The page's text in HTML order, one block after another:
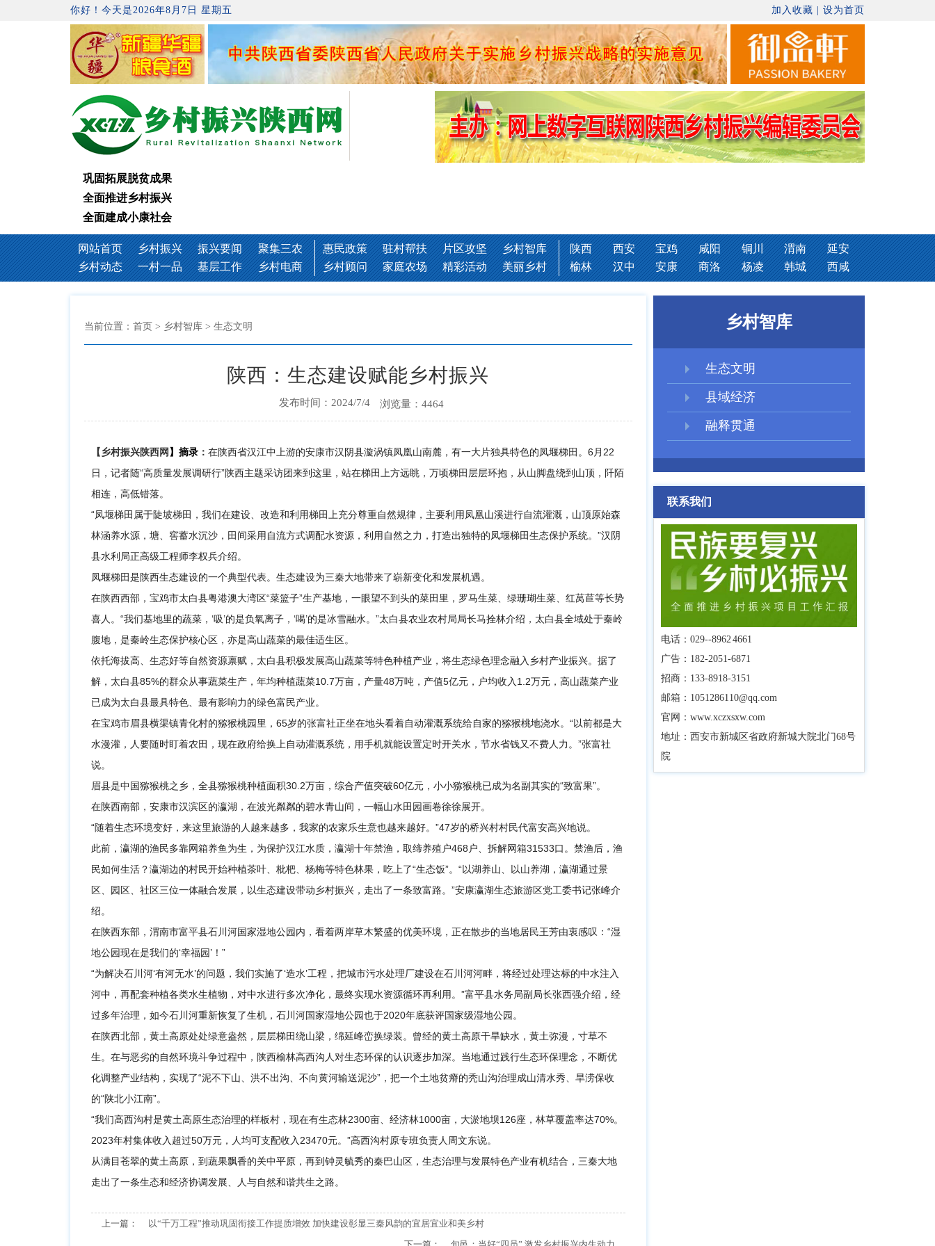
你好！今天是2026年8月7日 星期五 加入收藏 |设为首页
巩固拓展脱贫成果
全面推进乡村振兴
全面建成小康社会
网站首页 乡村振兴 振兴要闻
聚集三农
乡村动态
一村一品 基层工作 乡村电商
惠民政策 驻村帮扶 片区攻坚
乡村智库
乡村顾问
家庭农场 精彩活动 美丽乡村
陕西 西安 宝鸡 咸阳 铜川 渭南
延安
榆林
汉中 安康 商洛 杨凌 韩城 西咸
当前位置： 首页 > 乡村智库 > 生态文明
陕西：生态建设赋能乡村振兴
发布时间：2024/7/4 浏览量：4464
【 乡村振兴陕西网 】摘录： 在陕西省汉江中上游的安康市汉阴县漩涡镇凤凰山南麓，有一大片独具特色的凤堰梯田。6月22
日，记者随“高质量发展调研行”陕西主题采访团来到这里，站在梯田上方远眺，万顷梯田层层环抱，从山脚盘绕到山顶，阡陌
相连，高低错落。
“凤堰梯田属于陡坡梯田，我们在建设、改造和利用梯田上充分尊重自然规律，主要利用凤凰山溪进行自流灌溉，山顶原始森
林涵养水源，塘、窖蓄水沉沙，田间采用自流方式调配水资源，利用自然之力，打造出独特的凤堰梯田生态保护系统。”汉阴
县水利局正高级工程师李权兵介绍。
凤堰梯田是陕西生态建设的一个典型代表。生态建设为三秦大地带来了崭新变化和发展机遇。
在陕西西部，宝鸡市太白县粤港澳大湾区“菜篮子”生产基地，一眼望不到头的菜田里，罗马生菜、绿珊瑚生菜、红莴苣等长势
喜人。“我们基地里的蔬菜，‘吸’的是负氧离子，‘喝’的是冰雪融水。”太白县农业农村局局长马拴林介绍，太白县全域处于秦岭
腹地，是秦岭生态保护核心区，亦是高山蔬菜的最佳适生区。
依托海拔高、生态好等自然资源禀赋，太白县积极发展高山蔬菜等特色种植产业，将生态绿色理念融入乡村产业振兴。据了
解，太白县85%的群众从事蔬菜生产，年均种植蔬菜10.7万亩，产量48万吨，产值5亿元，户均收入1.2万元，高山蔬菜产业
已成为太白县最具特色、最有影响力的绿色富民产业。
在宝鸡市眉县横渠镇青化村的猕猴桃园里，65岁的张富社正坐在地头看着自动灌溉系统给自家的猕猴桃地浇水。“以前都是大
水漫灌，人要随时盯着农田，现在政府给换上自动灌溉系统，用手机就能设置定时开关水，节水省钱又不费人力。”张富社
说。
眉县是中国猕猴桃之乡，全县猕猴桃种植面积30.2万亩，综合产值突破60亿元，小小猕猴桃已成为名副其实的“致富果”。
在陕西南部，安康市汉滨区的瀛湖，在波光粼粼的碧水青山间，一幅山水田园画卷徐徐展开。
“随着生态环境变好，来这里旅游的人越来越多，我家的农家乐生意也越来越好。”47岁的桥兴村村民代富安高兴地说。
此前，瀛湖的渔民多靠网箱养鱼为生，为保护汉江水质，瀛湖十年禁渔，取缔养殖户468户、拆解网箱31533口。禁渔后，渔
民如何生活？瀛湖边的村民开始种植茶叶、枇杷、杨梅等特色林果，吃上了“生态饭”。“以湖养山、以山养湖，瀛湖通过景
区、园区、社区三位一体融合发展，以生态建设带动乡村振兴，走出了一条致富路。”安康瀛湖生态旅游区党工委书记张峰介
绍。
在陕西东部，渭南市富平县石川河国家湿地公园内，看着两岸草木繁盛的优美环境，正在散步的当地居民王芳由衷感叹：“湿
地公园现在是我们的‘幸福园’！”
“为解决石川河‘有河无水’的问题，我们实施了‘造水’工程，把城市污水处理厂建设在石川河河畔，将经过处理达标的中水注入
河中，再配套种植各类水生植物，对中水进行多次净化，最终实现水资源循环再利用。”富平县水务局副局长张西强介绍，经
过多年治理，如今石川河重新恢复了生机，石川河国家湿地公园也于2020年底获评国家级湿地公园。
在陕西北部，黄土高原处处绿意盎然，层层梯田绕山梁，绵延峰峦换绿装。曾经的黄土高原干旱缺水，黄土弥漫，寸草不
生。在与恶劣的自然环境斗争过程中，陕西榆林高西沟人对生态环保的认识逐步加深。当地通过践行生态环保理念，不断优
化调整产业结构，实现了“泥不下山、洪不出沟、不向黄河输送泥沙”，把一个土地贫瘠的秃山沟治理成山清水秀、旱涝保收
的“陕北小江南”。
“我们高西沟村是黄土高原生态治理的样板村，现在有生态林2300亩、经济林1000亩，大淤地坝126座，林草覆盖率达70%。
2023年村集体收入超过50万元，人均可支配收入23470元。”高西沟村原专班负责人周文东说。
从满目苍翠的黄土高原，到蔬果飘香的关中平原，再到钟灵毓秀的秦巴山区，生态治理与发展特色产业有机结合，三秦大地
走出了一条生态和经济协调发展、人与自然和谐共生之路。
上一篇：
以“千万工程”推动巩固衔接工作提质增效 加快建设彰显三秦风韵的宜居宜业和美乡村
乡村智库
生态文明
县域经济
融释贯通
联系我们
电话：029--8962 4661
广告：182-2051-6871
招商：133-8918-3151
邮箱：1051286110@qq.com
官网：www.xczxsxw.com
地址：西安市新城区省政府新城大院北门68号
院